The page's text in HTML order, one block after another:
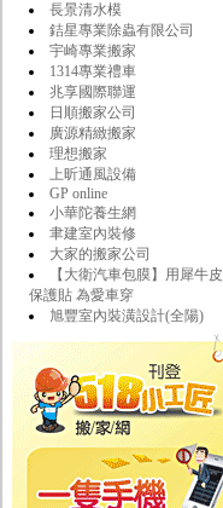
長景清水模
銡星專業除蟲有限公司
宇崎專業搬家
1314專業禮車
兆享國際聯運
日順搬家公司
廣源精緻搬家
理想搬家
上昕通風設備
GP online
小華陀養生網
聿建室內裝修
大家的搬家公司
【大衛汽車包膜】用犀牛皮
保護貼 為愛車穿
旭豐室內裝潢設計(全陽)